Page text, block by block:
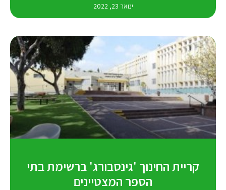
ינואר 23, 2022
קריית החינוך 'גינסבורג' ברשימת בתי
הספר המצטיינים